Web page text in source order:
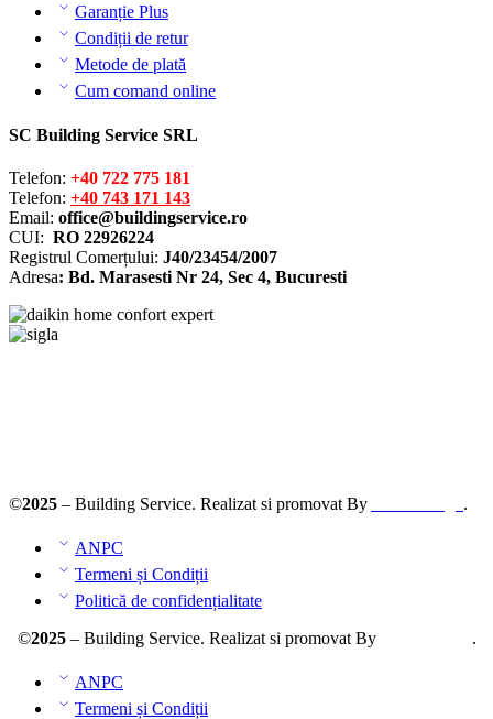
Garanție Plus
Condiții de retur
Metode de plată
Cum comand online
SC Building Service SRL
Telefon: +40 722 775 181
Telefon: +40 743 171 143
Email: office@buildingservice.ro
CUI: RO 22926224
Registrul Comerțului: J40/23454/2007
Adresa: Bd. Marasesti Nr 24, Sec 4, Bucuresti
©2025 – Building Service. Realizat si promovat By .
ANPC
Termeni și Condiții
Politică de confidențialitate
©2025– Building Service. Realizat si promovat By .
ANPC
Termeni și Condiții